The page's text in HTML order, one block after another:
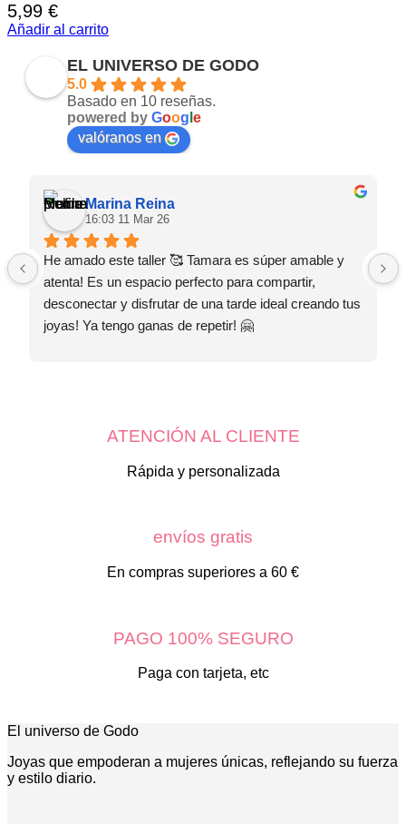
5,99 €
Añadir al carrito
EL UNIVERSO DE GODO
5.0
Basado en 10 reseñas.
powered by Goog e
valóranos en
Marina Reina
16:03 11 Mar 26
He amado este taller 🥰 Tamara es súper amable y
atenta! Es un espacio perfecto para compartir,
desconectar y disfrutar de una tarde ideal creando tus
joyas! Ya tengo ganas de repetir! 🤗
ATENCIÓN AL CLIENTE
Rápida y personalizada
envíos gratis
En compras superiores a 60 €
PAGO 100% SEGURO
Paga con tarjeta, etc
El universo de Godo
Joyas que empoderan a mujeres únicas, reflejando su fuerza
y estilo diario.